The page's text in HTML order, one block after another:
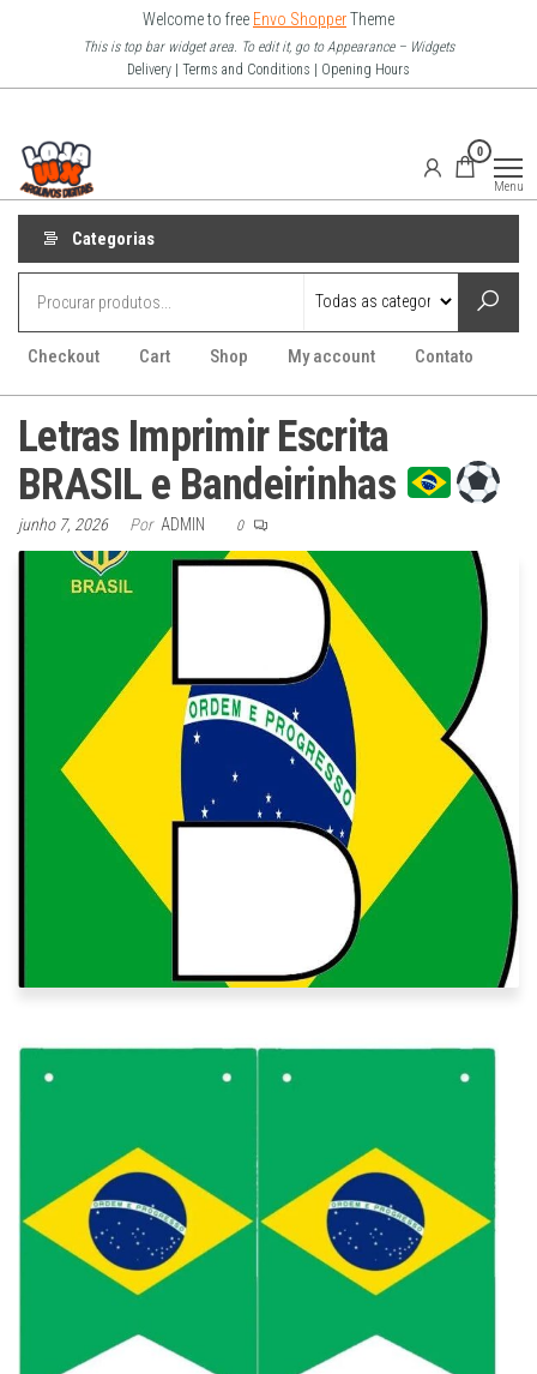
o
Welcome to free Envo ShopperTheme
This is top bar widget area. To edit it, go to Appearance – Widgets
Delivery | Terms and Conditions | Opening Hours
Arquivo
Digitais
0
Menu
Categorias
Checkout Cart Shop My account Contato
Letras Imprimir Escrita
BRASIL e Bandeirinhas
junho 7, 2026 Por ADMIN 0